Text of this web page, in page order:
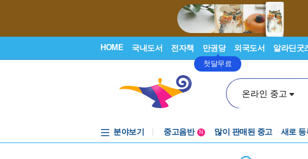
HOME 국내도서 전자책 만권당
첫달무료
외국도서 알라딘굿
온라인 중고
분야보기
중고음반
N 많이 판매된 중고 새로 등